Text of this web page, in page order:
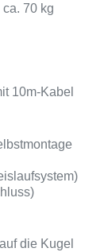
70 kg
10m-Kabel
die Kugel